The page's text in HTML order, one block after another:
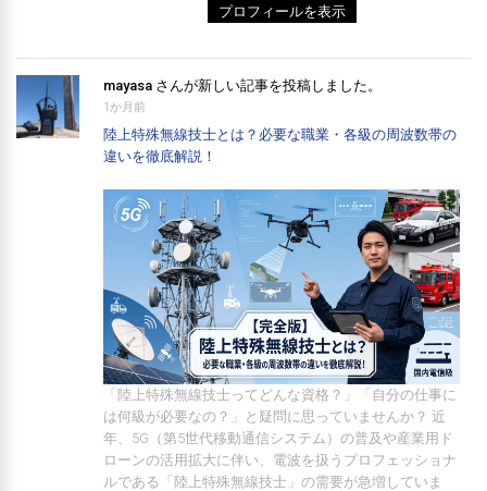
プロフィールを表示
mayasa さんが新しい記事を投稿しました。
1か月前
陸上特殊無線技士とは？必要な職業・各級の周波数帯の
違いを徹底解説！
「陸上特殊無線技士ってどんな資格？」「自分の仕事に
は何級が必要なの？」と疑問に思っていませんか？ 近
年、5G（第5世代移動通信システム）の普及や産業用ド
ローンの活用拡大に伴い、電波を扱うプロフェッショナ
ルである「陸上特殊無線技士」の需要が急増していま